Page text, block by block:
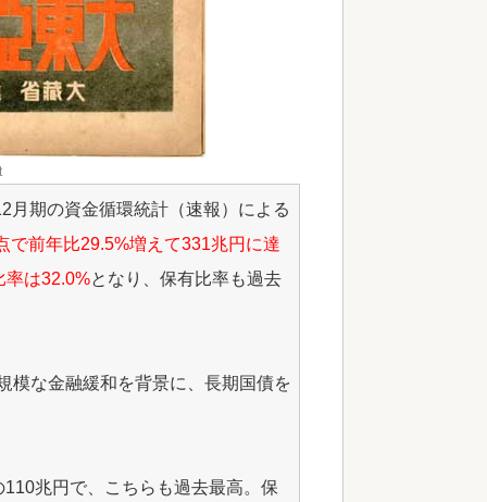
月期の資金循環統計（速報）による
で前年比29.5%増えて331兆円に達
率は32.0%となり、保有比率も過去
模な金融緩和を背景に、長期国債を
兆円で、こちらも過去最高。保